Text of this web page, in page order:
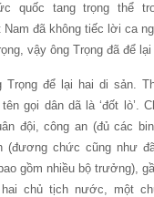
quốc tang trọng thể
Nam đã không tiếc lời ca
vậy ông Trọng đã để
Trọng để lại hai di sản.
gọi dân dã là ‘đốt lò’.
đội, công an (đủ các
(đương chức cũng như
gồm nhiều bộ trưởng),
chủ tịch nước, một